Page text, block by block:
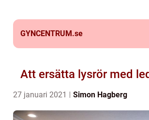
GYNCENTRUM.se
Att ersätta lysrör med
27 januari 2021 Simon Hagberg